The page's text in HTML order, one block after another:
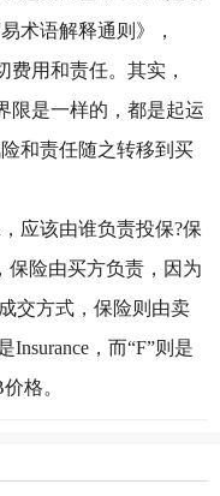
术语解释通则》，
用和责任。其实，
限是一样的，都是起运
和责任随之转移到买
该由谁负责投保?保
保险由买方负责，因为
交方式，保险则由卖
，而“F”则是
格。